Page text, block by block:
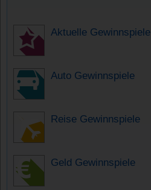
Aktuelle Gewinnspiele
Auto Gewinnspiele
Reise Gewinnspiele
Geld Gewinnspiele